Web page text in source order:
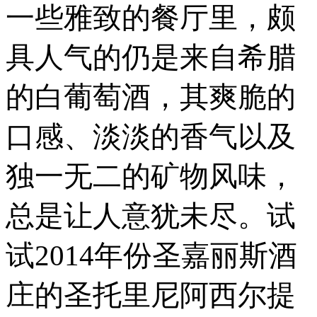
一些雅致的餐厅里，颇
具人气的仍是来自希腊
的白葡萄酒，其爽脆的
口感、淡淡的香气以及
独一无二的矿物风味，
总是让人意犹未尽。试
试2014年份圣嘉丽斯酒
庄的圣托里尼阿西尔提